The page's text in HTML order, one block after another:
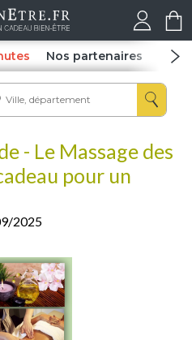
Nos partenaires Spas
- Le Massage des
pour un
2025